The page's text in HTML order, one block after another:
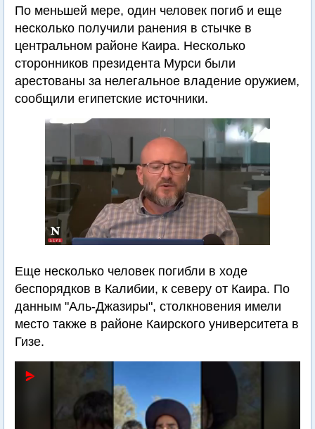
По меньшей мере, один человек погиб и еще
несколько получили ранения в стычке в
центральном районе Каира. Несколько
сторонников президента Мурси были
арестованы за нелегальное владение оружием,
сообщили египетские источники.
Еще несколько человек погибли в ходе
беспорядков в Калибии, к северу от Каира. По
данным "Аль-Джазиры", столкновения имели
место также в районе Каирского университета в
Гизе.